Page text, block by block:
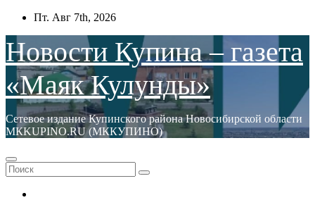
Перейти
содержимому
Пт. Авг 7th, 2026
Новости Купина – газета
«Маяк Кулунды»
Сетевое издание Купинского района Новосибирской области
МКKUPINO.RU (МККУПИНО)